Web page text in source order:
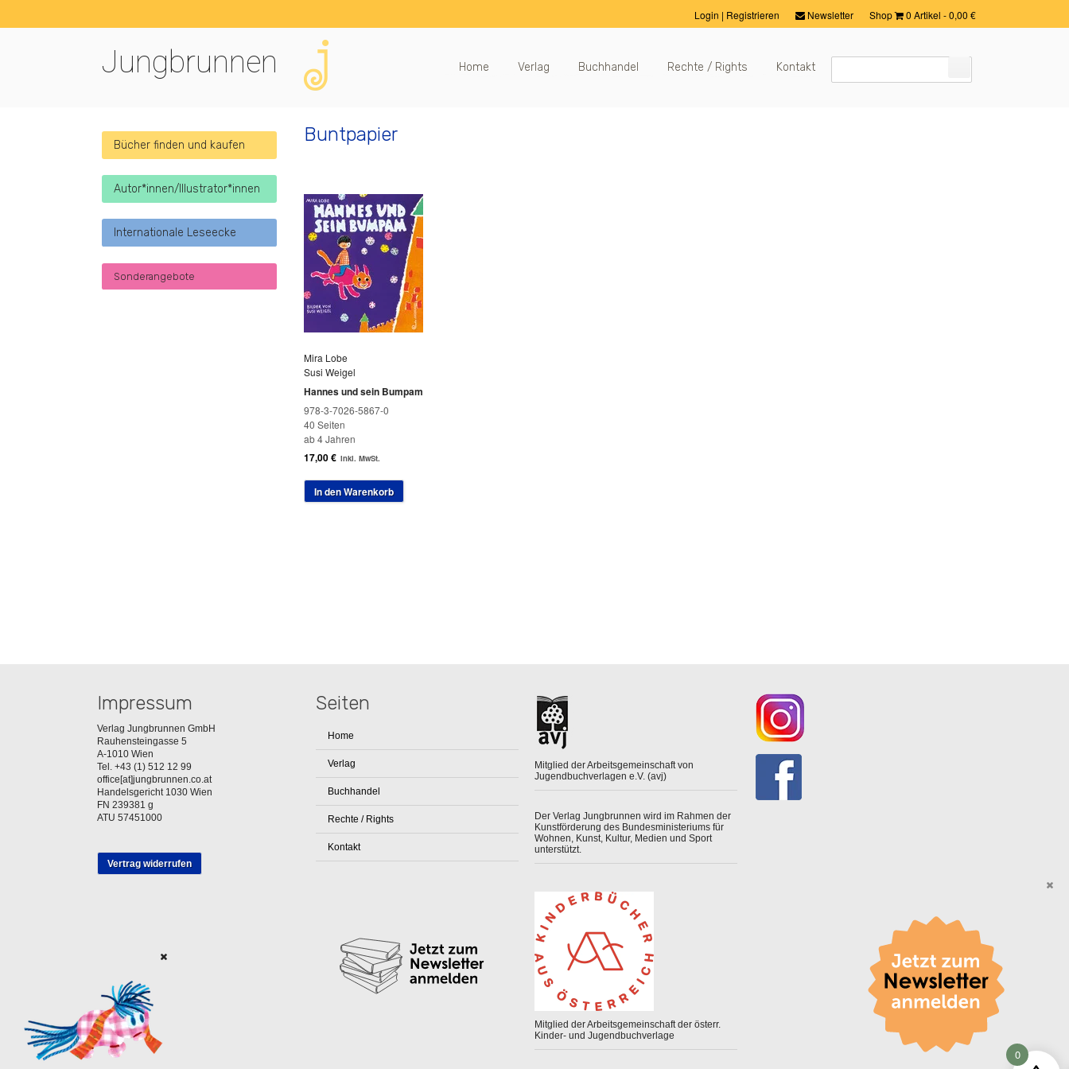
Shop 0 Artikel -0,00 €
Newsletter
Login | Registrieren
Jungbrunnen Home Verlag Buchhandel Rechte / Rights Kontakt
Buntpapier
Mira Lobe
Susi Weigel
Hannes und sein Bumpam
978-3-7026-5867-0
40 Seiten
ab 4 Jahren
17,00€ inkl. MwSt.
In den Warenkorb
Bücher finden und kaufen
Autor*innen/Illustrator*innen
Internationale Leseecke
Sonderangebote
Impressum
Verlag Jungbrunnen GmbH
Rauhensteingasse 5
A-1010 Wien
Tel. +43 (1) 512 12 99
office[at]jungbrunnen.co.at
Handelsgericht 1030 Wien
FN 239381 g
ATU 57451000
Vertrag widerrufen
Seiten
Home
Verlag
Buchhandel
Rechte / Rights
Kontakt
Mitglied der Arbeitsgemeinschaft von
Jugendbuchverlagen e.V. (avj)
Der Verlag Jungbrunnen wird im Rahmen der
Kunstförderung des Bundesministeriums für
Wohnen, Kunst, Kultur, Medien und Sport
unterstützt.
Mitglied der Arbeitsgemeinschaft der österr.
Kinder- und Jugendbuchverlage
0